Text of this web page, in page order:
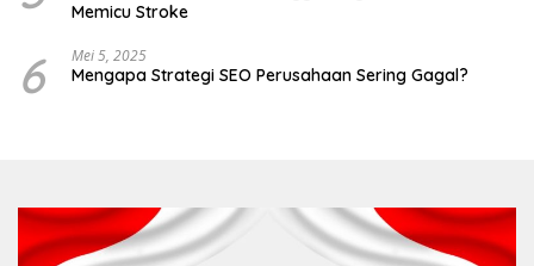
Memicu Stroke
6 Mei 5, 2025
Mengapa Strategi SEO Perusahaan Sering Gagal?